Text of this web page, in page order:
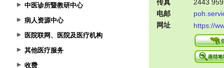
中医诊所暨教研中心
病人资源中心
医院联网、医院及医疗机构
其他医疗服务
收费